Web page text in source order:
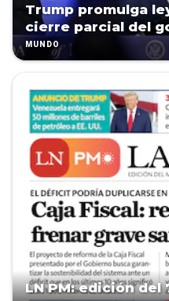
Trump promulga
cierre parcial del
MUNDO
LN PM: edición del